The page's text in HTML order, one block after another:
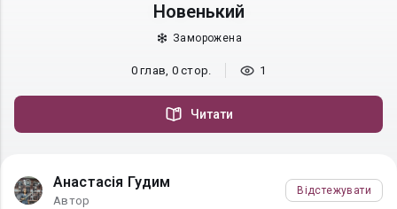
Новенький
Заморожена
0 глав, 0 стор. 1
Читати
Анастасія Гудим
Автор
Відстежувати